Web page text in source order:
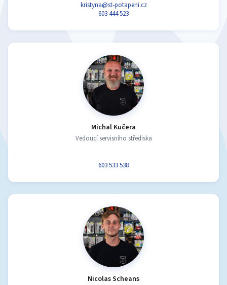
kristyna@st-potapeni.cz
603 444 523
Michal Kučera
Vedoucí servisního střediska
603 533 538
Nicolas Scheans